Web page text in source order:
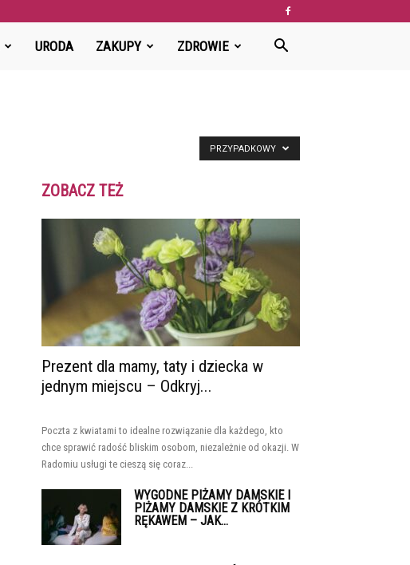
URODA ZAKUPY ZDROWIE
PRZYPADKOWY
ZOBACZ TEŻ
Prezent dla mamy, taty i dziecka w
jednym miejscu – Odkryj...
Poczta z kwiatami to idealne rozwiązanie dla każdego, kto
chce sprawić radość bliskim osobom, niezależnie od okazji. W
Radomiu usługi te cieszą się coraz...
WYGODNE PIŻAMY DAMSKIE I
PIŻAMY DAMSKIE Z KRÓTKIM
RĘKAWEM – JAK...